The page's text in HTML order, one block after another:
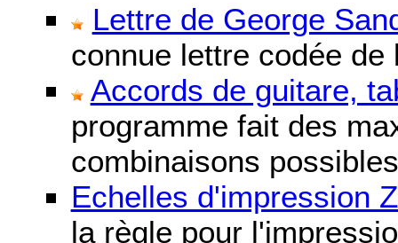
Lettre de George
connue lettre codée
Accords de guitare,
programme fait des
combinaisons
Echelles d'impression
la règle pour